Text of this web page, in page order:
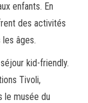
enfants. En
des activités
âges.
kid-friendly.
Tivoli,
le musée du